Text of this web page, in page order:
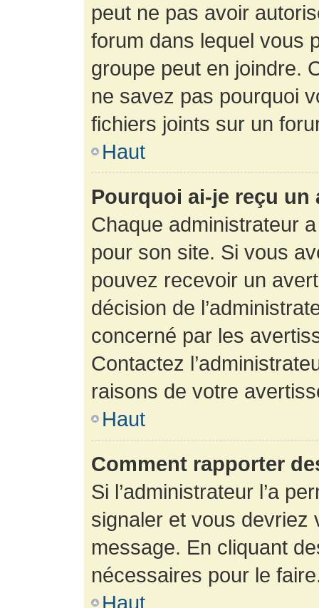
peut ne pas avoir
forum dans lequel vous
groupe peut en joindre.
ne savez pas pourquoi
fichiers joints sur un
Haut
Pourquoi ai-je reçu un
Chaque administrateur
pour son site. Si vous
pouvez recevoir un
décision de
concerné par les
Contactez
raisons de votre
Haut
Comment rapporter
Si l’administrateur l’a
signaler et vous devriez
message. En cliquant
nécessaires pour le
Haut